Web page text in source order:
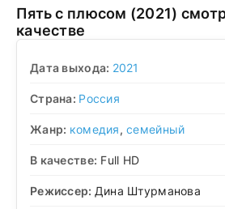
Пять с плюсом (2021) смотреть в хорошем
качестве
Дата выхода: 2021
Страна: Россия
Жанр: комедия,семейный
В качестве: Full HD
Режиссер: Дина Штурманова